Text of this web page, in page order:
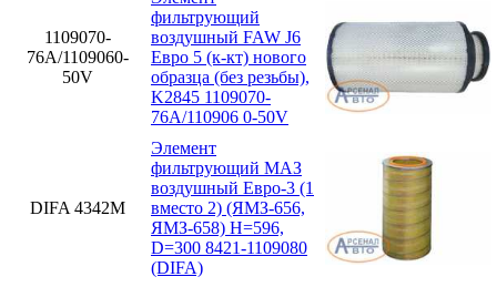
1109070-
76А/1109060-
50V
фильтрующий
воздушный FAW J6
Евро 5 (к-кт) нового
образца (без резьбы),
K2845 1109070-
76А/110906 0-50V
DIFA 4342М
Элемент
фильтрующий МАЗ
воздушный Евро-3 (1
вместо 2) (ЯМЗ-656,
ЯМЗ-658) H=596,
D=300 8421-1109080
(DIFA)